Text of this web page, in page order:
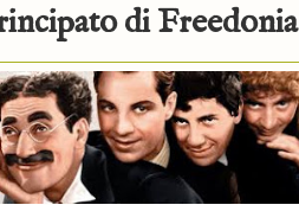
di Freedonia